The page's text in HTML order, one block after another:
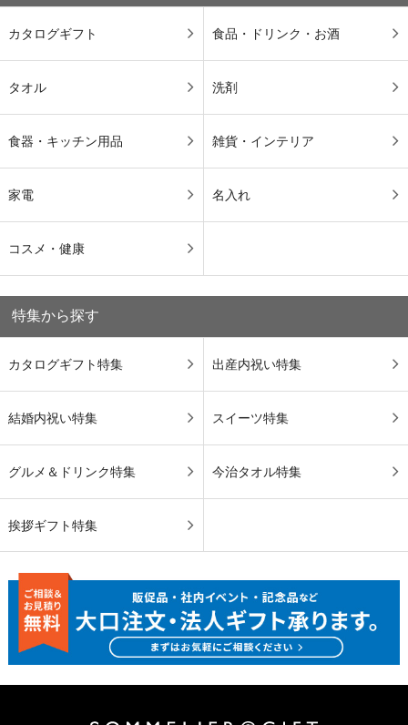
カタログギフト 食品・ドリンク・お酒
タオル 洗剤
食器・キッチン用品 雑貨・インテリア
家電 名入れ
コスメ・健康
特集から探す
カタログギフト特集 出産内祝い特集
結婚内祝い特集 スイーツ特集
グルメ＆ドリンク特集 今治タオル特集
挨拶ギフト特集